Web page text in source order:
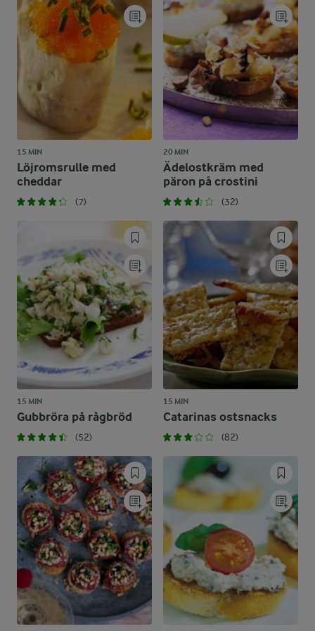
15 MIN
Löjromsrulle med
cheddar
(7)
20 MIN
Ädelostkräm med
päron på crostini
(32)
15 MIN
Gubbröra på rågbröd
(52)
15 MIN
Catarinas ostsnacks
(82)